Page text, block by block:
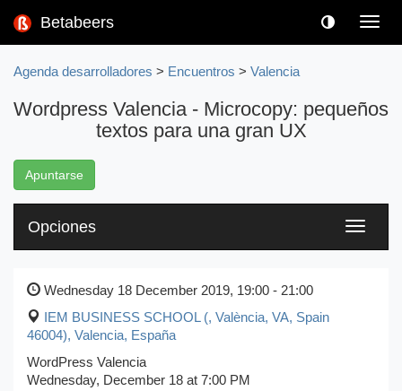
Betabeers
Agenda desarrolladores > Encuentros > Valencia
Wordpress Valencia - Microcopy: pequeños
textos para una gran UX
Apuntarse
Toggle
Opciones
Wednesday 18 December 2019, 19:00 - 21:00
IEM BUSINESS SCHOOL (, València, VA, Spain
46004), Valencia, España
WordPress Valencia
Wednesday, December 18 at 7:00 PM